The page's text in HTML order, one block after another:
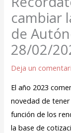
cambiar
de
28/02/
Deja un
El año 2023
novedad de
función de los
la base de